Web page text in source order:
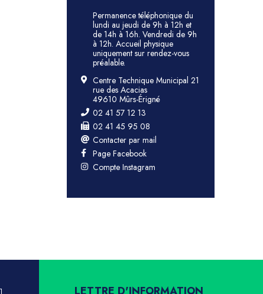
Permanence téléphonique du
lundi au jeudi de 9h à 12h et
de 14h à 16h. Vendredi de 9h
à 12h. Accueil physique
uniquement sur rendez-vous
préalable.
Centre Technique Municipal 21
rue des Acacias
49610 Mûrs-Érigné
02 41 57 12 13
02 41 45 95 08
Contacter par mail
Page Facebook
Compte Instagram